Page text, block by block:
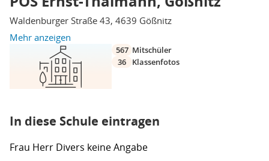
Waldenburger Straße 43, 4639 Gößnitz
Mehr anzeigen
567 Mitschüler
36
Klassenfotos
In diese Schule eintragen
Frau Herr Divers keine Angabe